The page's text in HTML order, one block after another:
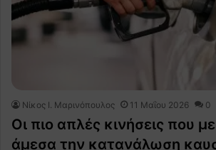
Nίκος Ι. Mαρινόπουλος 11 Μαΐου 2026 0
Οι πιο απλές κινήσεις που
άμεσα την κατανάλωση